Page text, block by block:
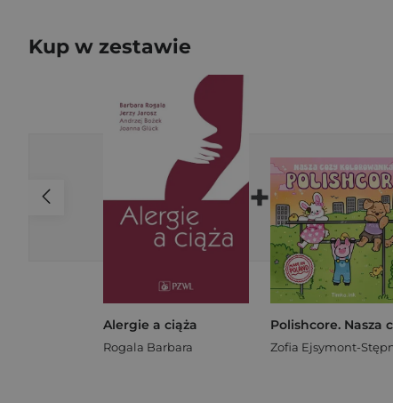
Kup w zestawie
Alergie a ciąża
Rogala Barbara
+